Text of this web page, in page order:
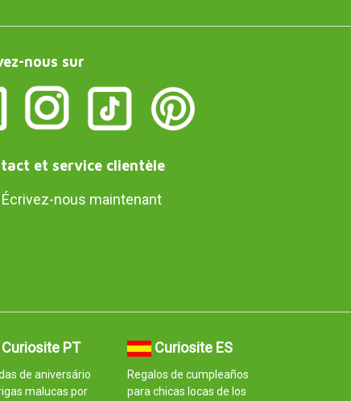
nous sur
et service clientèle
Écrivez-nous maintenant
Curiosite PT
de aniversário
malucas por
Curiosite ES
Regalos de cumpleaños
para chicas locas de los